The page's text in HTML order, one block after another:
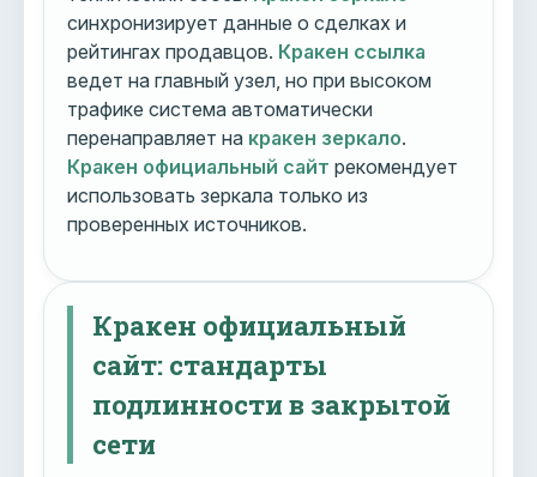
синхронизирует данные о сделках и
рейтингах продавцов. Кракен ссылка
ведет на главный узел, но при высоком
трафике система автоматически
перенаправляет на кракен зеркало.
Кракен официальный сайт рекомендует
использовать зеркала только из
проверенных источников.
Кракен официальный
сайт: стандарты
подлинности в закрытой
сети